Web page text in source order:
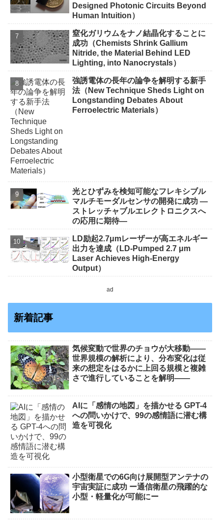
Designed Photonic Circuits Beyond
Human Intuition）
窒化ガリウムをナノ結晶化することに
成功（Chemists Shrink Gallium
Nitride, the Material Behind LED
Lighting, into Nanocrystals）
強誘電体の長年の論争を解明する新手
法（New Technique Sheds Light on
Longstanding Debates About
Ferroelectric Materials）
光とひずみを検知可能なフレキシブル
マルチモーダルセンサの開発に成功 ―
ストレッチャブルエレクトロニクスへ
の応用に期待―
LD励起2.7μmレーザーが高エネルギー
出力を達成（LD-Pumped 2.7 μm
Laser Achieves High-Energy
Output）
ad
新着記事
気候変動で世界のチョウが大移動――
世界規模の解析により、分布変化は従
来の想定をはるかに上回る規模と複雑
さで進行していることを解明――
AIに「感情の地図」を描かせる GPT-4
への問いかけで、99の感情語に潜む構
造を可視化
小型衛星での6G向け展開型アンテナの
宇宙実証に成功 ー通信衛星の飛躍的な
小型・軽量化が可能にー